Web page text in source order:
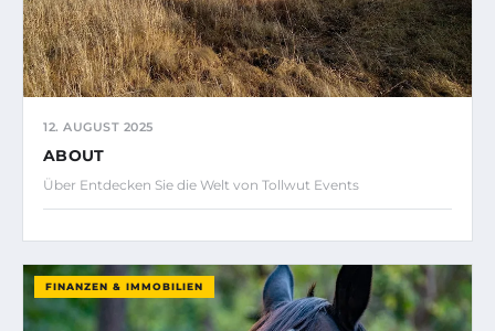
12. AUGUST 2025
ABOUT
Über Entdecken Sie die Welt von Tollwut Events
FINANZEN & IMMOBILIEN